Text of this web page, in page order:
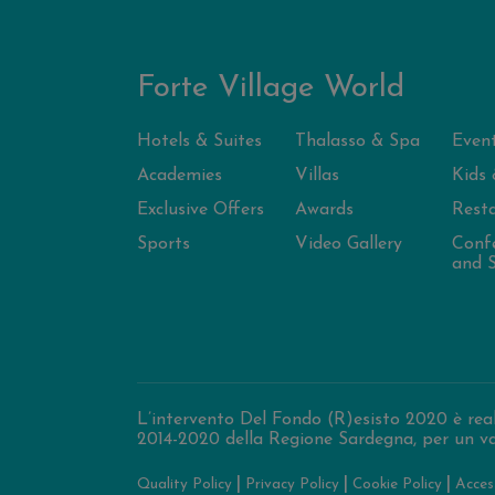
Forte Village World
Hotels & Suites Thalasso & Spa
Academies
Villas
Kids
Exclusive Offers
Awards
Sports
Video Gallery
and
L’intervento Del Fondo (R)esisto 2020 è
2014-2020 della Regione Sardegna, per un
Quality Policy | Privacy Policy | Cookie Policy |